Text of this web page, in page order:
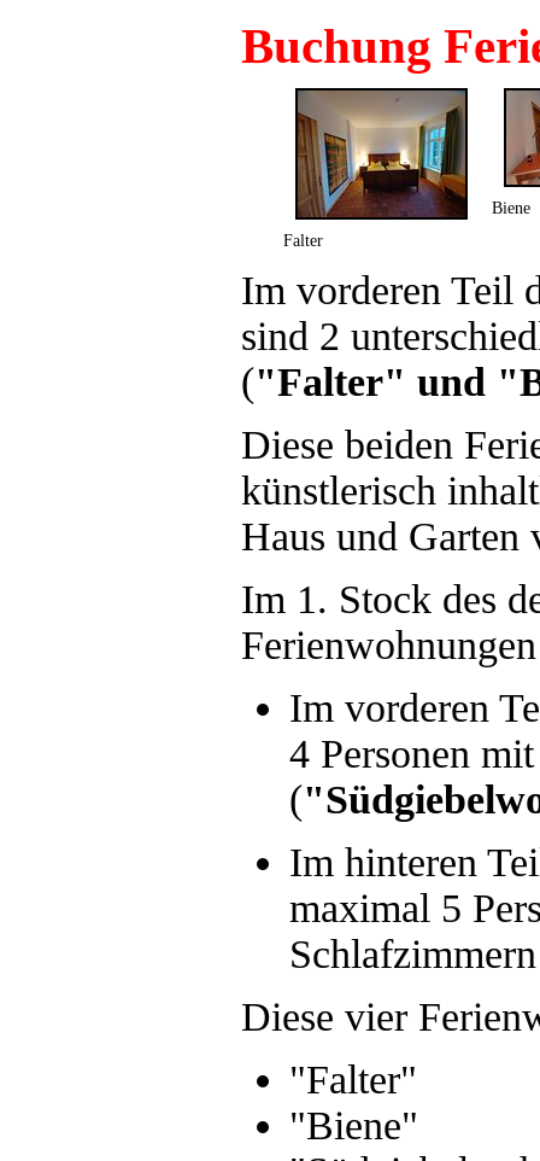
Buchung
Falter
Biene
Im vorderen Teil
sind 2
("Falter" und
Diese beiden
künstlerisch
Haus und Garten
Im 1. Stock des
Im vorderen
4 Personen
(
Im hinteren
maximal 5
Schlafzimmern
Diese vier
"Falter"
"Biene"